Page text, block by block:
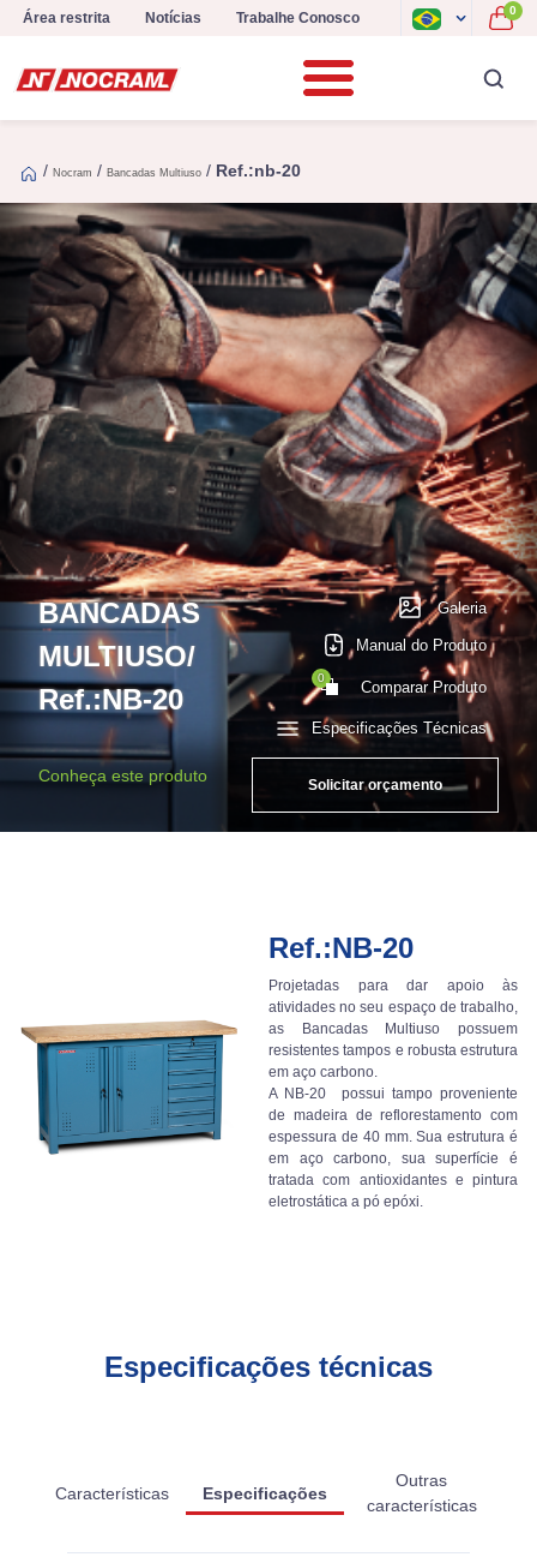
Área restrita Notícias Trabalhe Conosco 0
/ Nocram / Bancadas Multiuso / Ref.:nb-20
BANCADAS
MULTIUSO/
Ref.:NB-20
Especificações Técnicas
Galeria
Manual do Produto
0 Comparar Produto
Conheça este produto Solicitar orçamento
Ref.:NB-20
Projetadas para dar apoio às
atividades no seu espaço de trabalho,
as Bancadas Multiuso possuem
resistentes tampos e robusta estrutura
em aço carbono.
A NB-20 possui tampo proveniente
de madeira de reflorestamento com
espessura de 40 mm. Sua estrutura é
em aço carbono, sua superfície é
tratada com antioxidantes e pintura
eletrostática a pó epóxi.
Especificações técnicas
Características Especificações
Outras
características